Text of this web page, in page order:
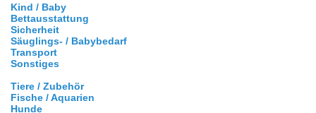
Kind / Baby
Bettausstattung
Sicherheit
Säuglings- / Babybedarf
Transport
Sonstiges
Tiere / Zubehör
Fische / Aquarien
Hunde